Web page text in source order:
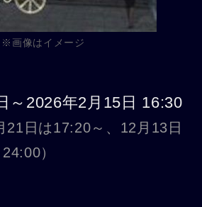
※画像はイメージ
～2026年2月15日 16:30
21日は17:20～、12月13日
）